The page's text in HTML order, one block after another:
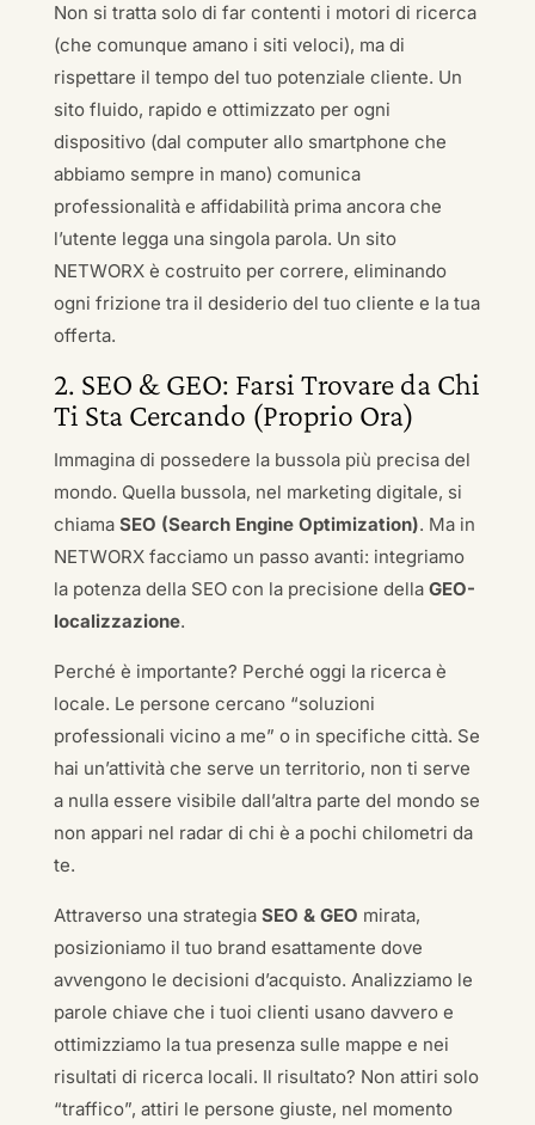
Non si tratta solo di far contenti i motori di ricerca
(che comunque amano i siti veloci), ma di
rispettare il tempo del tuo potenziale cliente. Un
sito fluido, rapido e ottimizzato per ogni
dispositivo (dal computer allo smartphone che
abbiamo sempre in mano) comunica
professionalità e affidabilità prima ancora che
l’utente legga una singola parola. Un sito
NETWORX è costruito per correre, eliminando
ogni frizione tra il desiderio del tuo cliente e la tua
offerta.
2. SEO & GEO: Farsi Trovare da Chi
Ti Sta Cercando (Proprio Ora)
Immagina di possedere la bussola più precisa del
mondo. Quella bussola, nel marketing digitale, si
chiama SEO (Search Engine Optimization). Ma in
NETWORX facciamo un passo avanti: integriamo
la potenza della SEO con la precisione della GEO-
localizzazione.
Perché è importante? Perché oggi la ricerca è
locale. Le persone cercano “soluzioni
professionali vicino a me” o in specifiche città. Se
hai un’attività che serve un territorio, non ti serve
a nulla essere visibile dall’altra parte del mondo se
non appari nel radar di chi è a pochi chilometri da
te.
Attraverso una strategia SEO & GEO mirata,
posizioniamo il tuo brand esattamente dove
avvengono le decisioni d’acquisto. Analizziamo le
parole chiave che i tuoi clienti usano davvero e
ottimizziamo la tua presenza sulle mappe e nei
risultati di ricerca locali. Il risultato? Non attiri solo
“traffico”, attiri le persone giuste, nel momento